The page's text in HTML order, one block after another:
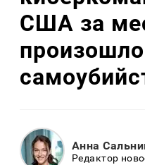
США за
Анна
Редактор